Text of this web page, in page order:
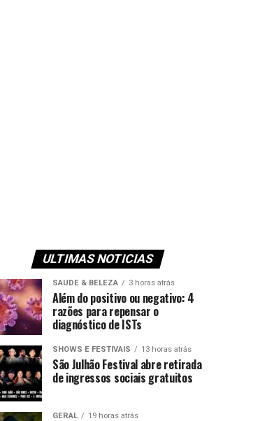
ULTIMAS NOTICIAS
SAUDE & BELEZA 3 horas atrás
Além do positivo ou negativo: 4
razões para repensar o
diagnóstico de ISTs
SHOWS E FESTIVAIS 13 horas atrás
São Julhão Festival abre retirada
de ingressos sociais gratuitos
GERAL 19 horas atrás